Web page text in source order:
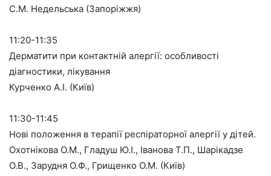
С.М. Недельська (Запоріжжя)
11:20-11:35
Дерматити при контактній алергії: особливості
діагностики, лікування
Курченко А.І. (Київ)
11:30-11:45
Нові положення в терапії респіраторної алергії у дітей.
Охотнікова О.М., Гладуш Ю.І., Іванова Т.П., Шарікадзе
О.В., Зарудня О.Ф., Грищенко О.М. (Київ)